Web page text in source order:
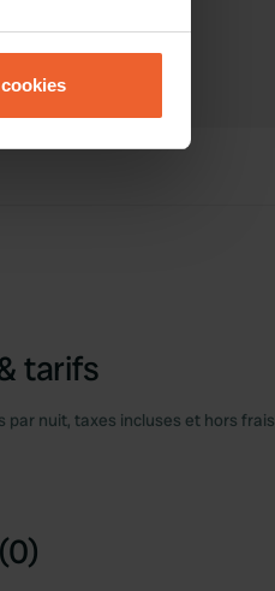
tarifs
par nuit, taxes incluses et hors frais